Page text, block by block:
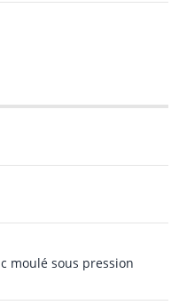
moulé sous pression